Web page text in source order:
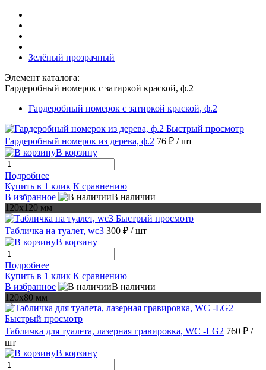
Зелёный прозрачный
Элемент каталога:
Гардеробный номерок с затиркой краской, ф.2
Гардеробный номерок с затиркой краской, ф.2
Быстрый просмотр
Гардеробный номерок из дерева, ф.2 76 ₽ / шт
В корзину
Подробнее
Купить в 1 клик К сравнению
В избранное
В наличии
120х120 мм
Быстрый просмотр
Табличка на туалет, wc3 300 ₽ / шт
В корзину
Подробнее
Купить в 1 клик К сравнению
В избранное
В наличии
120х80 мм
Быстрый просмотр
Табличка для туалета, лазерная гравировка, WC -LG2 760 ₽ /
шт
В корзину